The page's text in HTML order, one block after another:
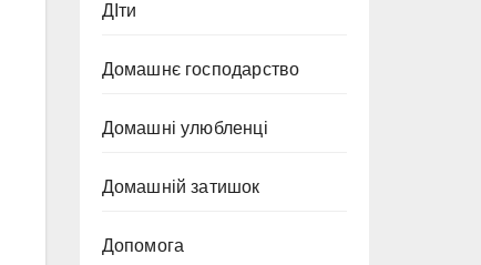
ДІти
Домашнє господарство
Домашні улюбленці
Домашній затишок
Допомога